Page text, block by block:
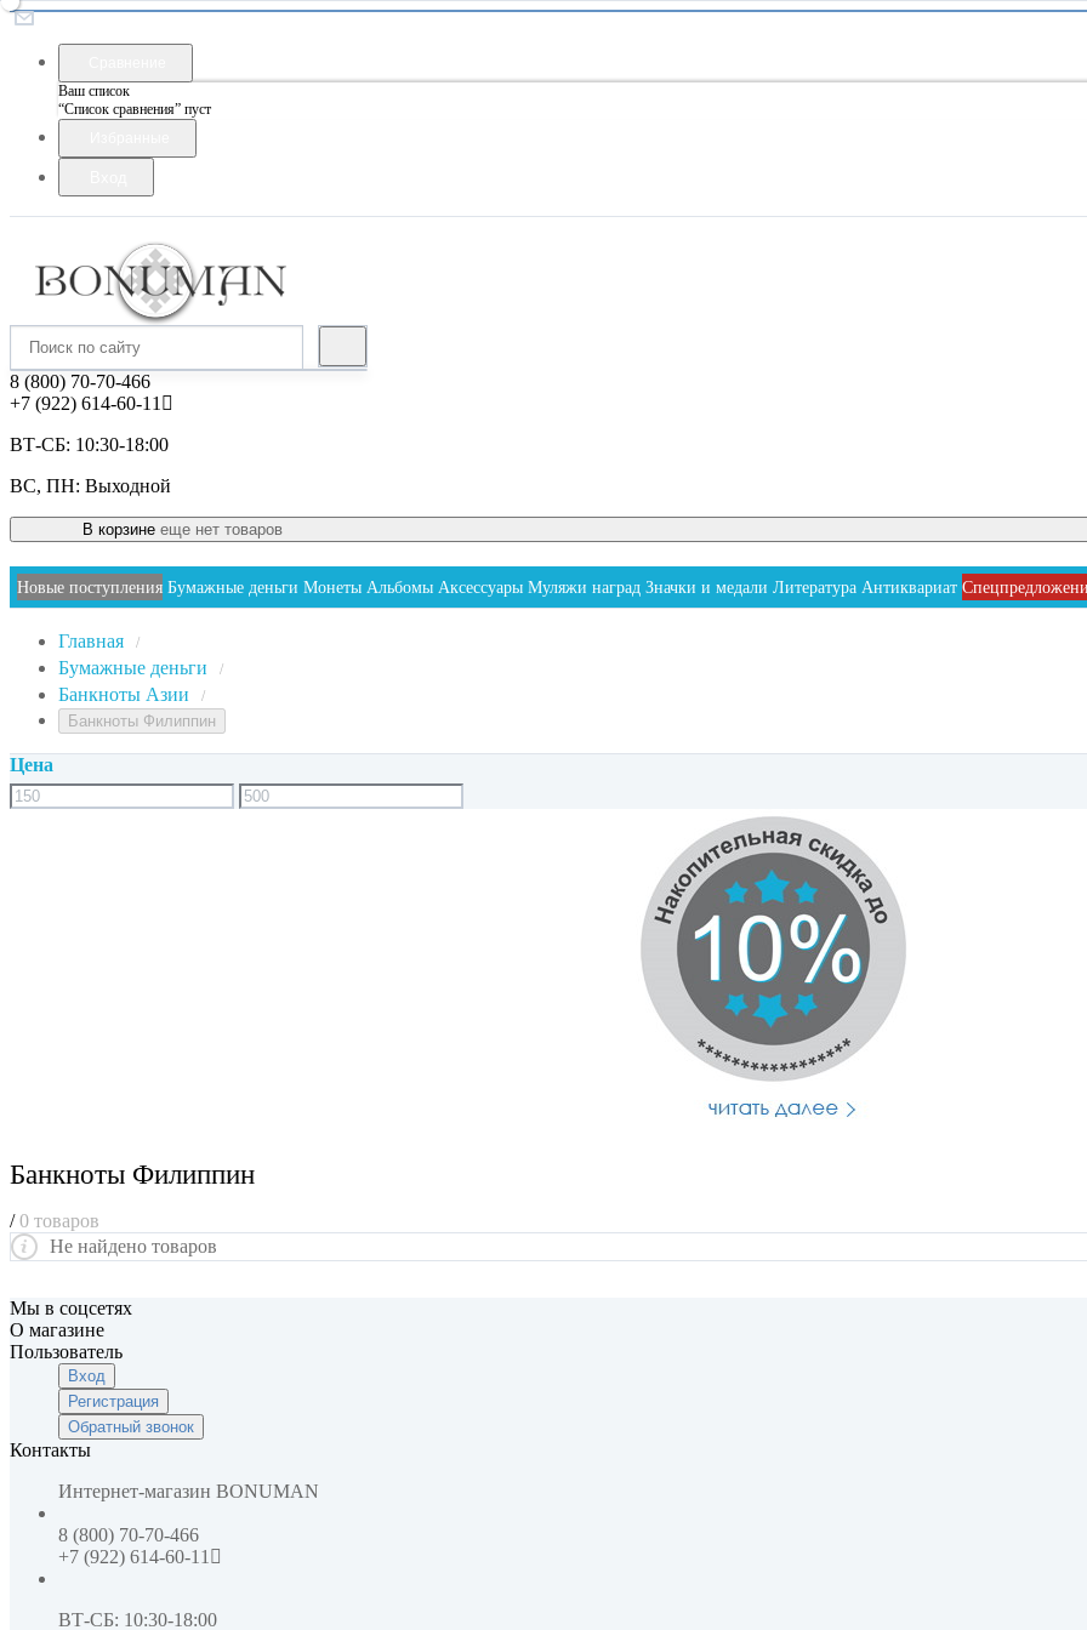
Ваш список
“Список сравнения” пуст
8 (800) 70-70-466
+7 (922) 614-60-11
ВТ-СБ: 10:30-18:00
ВС, ПН: Выходной
В корзине еще нет товаров
Новые поступления Бумажные деньги Монеты Альбомы Аксессуары Муляжи наград Значки и медали Литература Антиквариат
Главная /
Бумажные деньги /
Банкноты Азии /
Банкноты Филиппин
Цена
Банкноты Филиппин
/ 0 товаров
Не найдено товаров
Мы в соцсетях
О магазине
Пользователь
Вход
Регистрация
Обратный звонок
Контакты
Интернет-магазин BONUMAN
8 (800) 70-70-466
+7 (922) 614-60-11
ВТ-СБ: 10:30-18:00